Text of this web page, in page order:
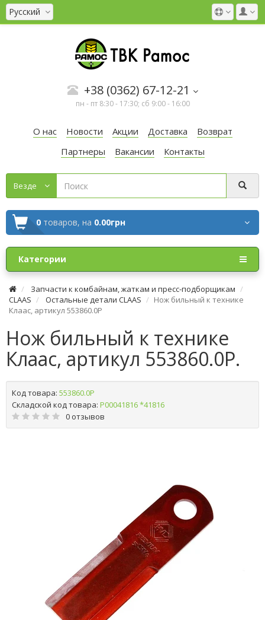
Русский
+38 (0362) 67-12-21
пн - пт 8:30 - 17:30; сб 9:00 - 16:00
О нас Новости Акции Доставка
Возврат
Партнеры
Вакансии Контакты
Везде
0 товаров, на 0.00грн
Категории
Запчасти к комбайнам, жаткам и пресс-подборщикам
CLAAS
Остальные детали CLAAS
Нoж бильный к технике
Клаас, артикул 553860.0P
Нoж бильный к технике
Клаас, артикул 553860.0P.
Код товара: 553860.0P
Складской код товара: Р00041816 *41816
0 отзывов